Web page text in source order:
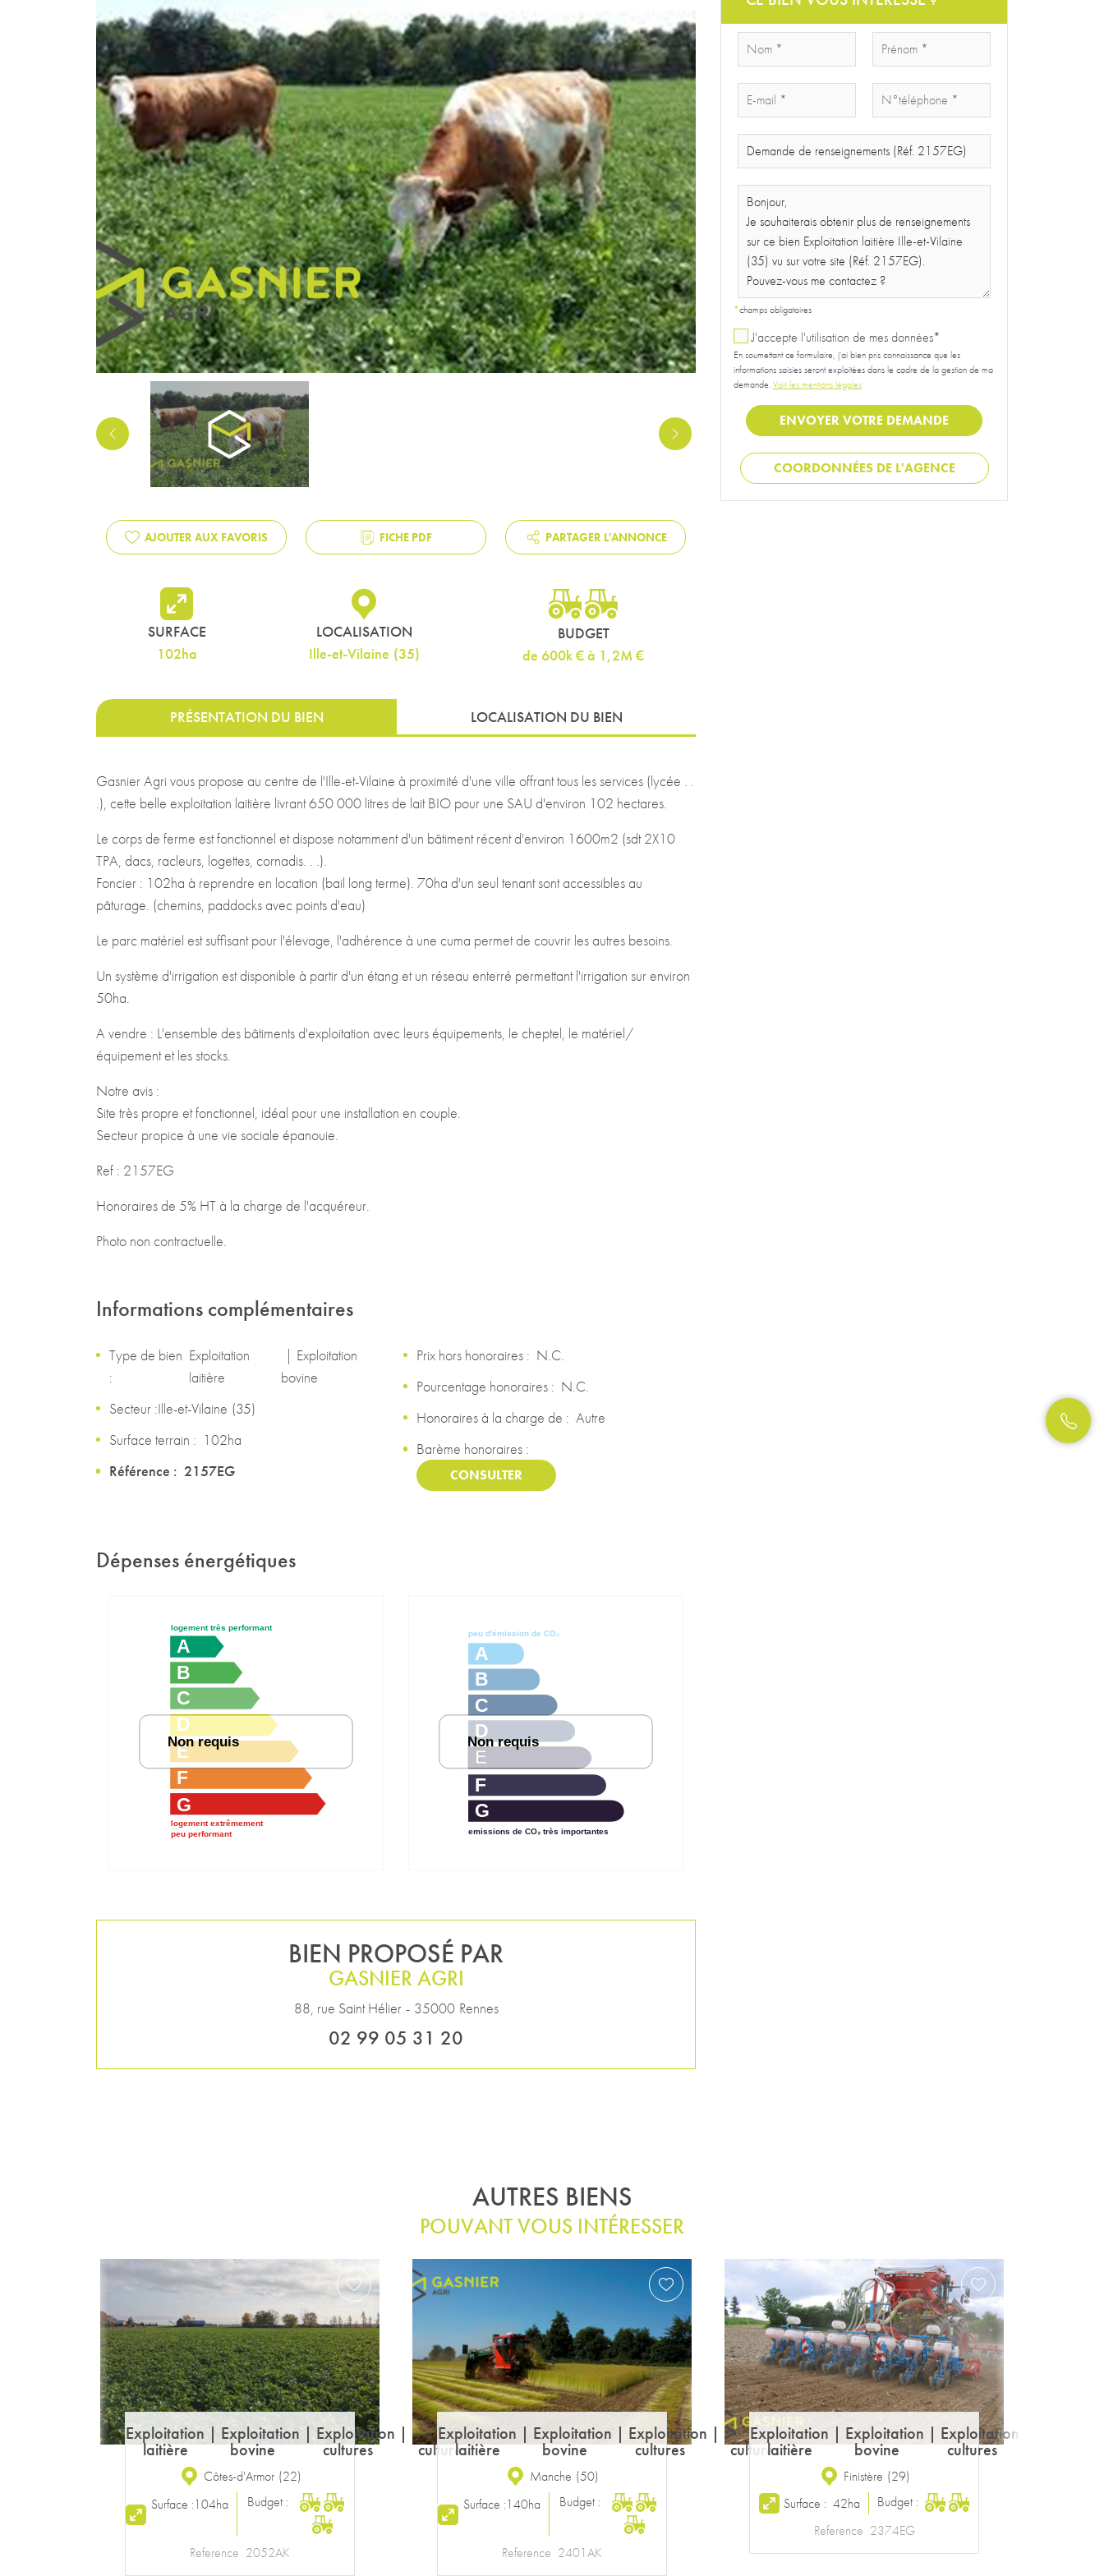
PREVIOUS NEXT
AJOUTER AUX FAVORIS FICHE PDF PARTAGER L'ANNONCE
SURFACE
102ha
LOCALISATION
Ille-et-Vilaine (35)
BUDGET
de 600k € à 1,2M €
PRÉSENTATION DU BIEN LOCALISATION DU BIEN
Gasnier Agri vous propose au centre de l'Ille-et-Vilaine à proximité d'une ville offrant tous les services (lycée . .
.), cette belle exploitation laitière livrant 650 000 litres de lait BIO pour une SAU d'environ 102 hectares.
Le corps de ferme est fonctionnel et dispose notamment d'un bâtiment récent d'environ 1600m2 (sdt 2X10
TPA, dacs, racleurs, logettes, cornadis. . .).
Foncier : 102ha à reprendre en location (bail long terme). 70ha d'un seul tenant sont accessibles au
pâturage. (chemins, paddocks avec points d'eau)
Le parc matériel est suffisant pour l'élevage, l'adhérence à une cuma permet de couvrir les autres besoins.
Un système d'irrigation est disponible à partir d'un étang et un réseau enterré permettant l'irrigation sur environ
50ha.
A vendre : L'ensemble des bâtiments d'exploitation avec leurs équipements, le cheptel, le matériel/
équipement et les stocks.
Notre avis :
Site très propre et fonctionnel, idéal pour une installation en couple.
Secteur propice à une vie sociale épanouie.
Ref : 2157EG
Honoraires de 5% HT à la charge de l'acquéreur.
Photo non contractuelle.
Informations complémentaires
Type de bien
:
Exploitation
laitière
| Exploitation
bovine
Secteur :Ille-et-Vilaine (35)
Surface terrain : 102ha
2157EG
Prix hors honoraires : N.C.
Pourcentage honoraires : N.C.
Honoraires à la charge de : Autre
Barème honoraires :
CONSULTER
Dépenses énergétiques
A
B
C
D
E
F
G
logement très performant
logement extrêmement
peu performant
Non requis
A
B
C
D
E
F
G
emissions de CO₂ très importantes
peu d'émission de CO₂
Non requis
BIEN PROPOSÉ PAR
GASNIER AGRI
88, rue Saint Hélier - 35000 Rennes
02 99 05 31 20
*champs obligatoires
J'accepte l'utilisation de mes données*
En soumettant ce formulaire, j'ai bien pris connaissance que les
informations saisies seront exploitées dans le cadre de la gestion de ma
demande.Voir les mentions légales
COORDONNÉES DE L'AGENCE
AUTRES BIENS
POUVANT VOUS INTÉRESSER
Exploitation laitière
Ille-et-Vilaine
Surface :
Budget :
Reference
Exploitation
laitière
| Exploitation
bovine
Calvados (14
Surface :165ha Budget :
Reference 2105AK
Exploitation laitière
Ille-et-Vilaine
Surface :65ha
Budget :
Reference 2149AK